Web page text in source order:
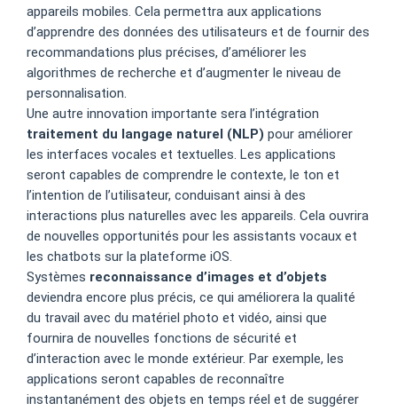
appareils mobiles. Cela permettra aux applications
d’apprendre des données des utilisateurs et de fournir des
recommandations plus précises, d’améliorer les
algorithmes de recherche et d’augmenter le niveau de
personnalisation.
Une autre innovation importante sera l’intégration
traitement du langage naturel (NLP) pour améliorer
les interfaces vocales et textuelles. Les applications
seront capables de comprendre le contexte, le ton et
l’intention de l’utilisateur, conduisant ainsi à des
interactions plus naturelles avec les appareils. Cela ouvrira
de nouvelles opportunités pour les assistants vocaux et
les chatbots sur la plateforme iOS.
Systèmes reconnaissance d’images et d’objets
deviendra encore plus précis, ce qui améliorera la qualité
du travail avec du matériel photo et vidéo, ainsi que
fournira de nouvelles fonctions de sécurité et
d’interaction avec le monde extérieur. Par exemple, les
applications seront capables de reconnaître
instantanément des objets en temps réel et de suggérer